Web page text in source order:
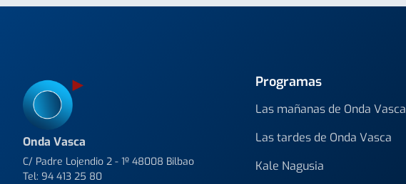
Programas
Las mañanas de Onda Vasca
Las tardes de Onda Vasca
Kale Nagusia
Onda Vasca
C/ Padre Lojendio 2 - 1º 48008 Bilbao
Tel: 94 413 25 80